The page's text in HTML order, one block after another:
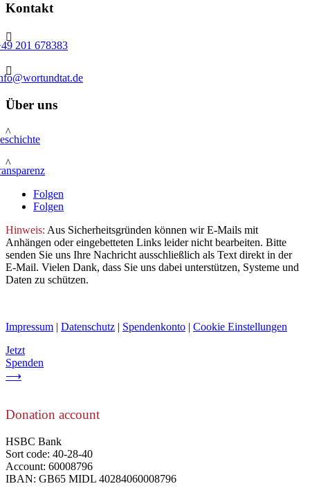
Kontakt

201 678383

Über uns
^
^
Folgen
Folgen
Hinweis: Aus Sicherheitsgründen können wir E-Mails mit
Anhängen oder eingebetteten Links leider nicht bearbeiten. Bitte
senden Sie uns Ihre Nachricht ausschließlich als Text direkt in der
E-Mail. Vielen Dank, dass Sie uns dabei unterstützen, Systeme und
Daten zu schützen.
Impressum | Datenschutz | Spendenkonto | Cookie Einstellungen
Jetzt
Spenden
⟶
Donation account
HSBC Bank
Sort code: 40-28-40
Account: 60008796
IBAN: GB65 MIDL 40284060008796